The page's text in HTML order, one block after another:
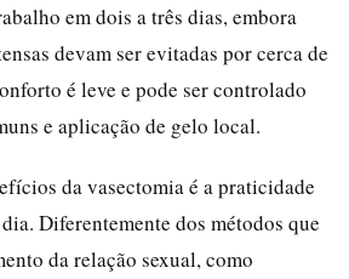
em dois a três dias, embora
devam ser evitadas por cerca de
é leve e pode ser controlado
e aplicação de gelo local.
da vasectomia é a praticidade
Diferentemente dos métodos que
da relação sexual, como